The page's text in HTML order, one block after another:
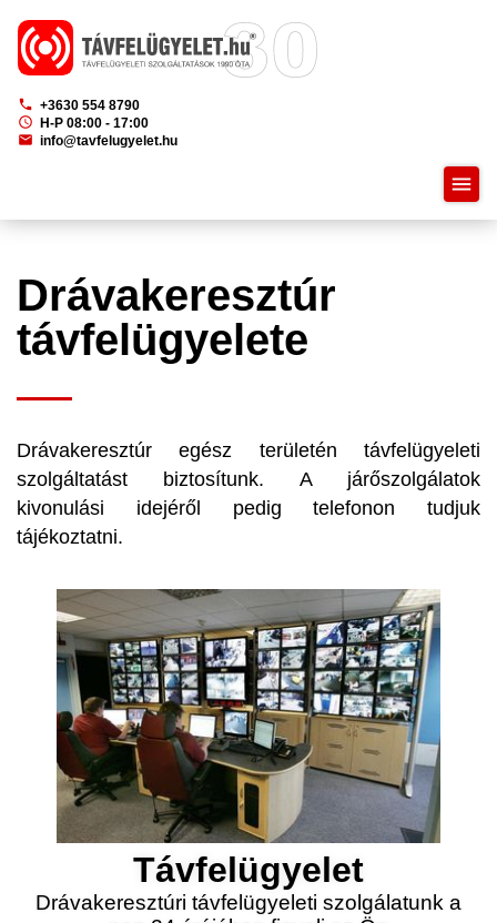
phone +3630 554 8790
schedule
H-P 08:00 - 17:00
mail info@tavfelugyelet.hu
menu
Drávakeresztúr
távfelügyelete
Drávakeresztúr egész területén távfelügyeleti
szolgáltatást biztosítunk. A járőszolgálatok
kivonulási idejéről pedig telefonon tudjuk
tájékoztatni.
Távfelügyelet
Drávakeresztúri távfelügyeleti szolgálatunk a